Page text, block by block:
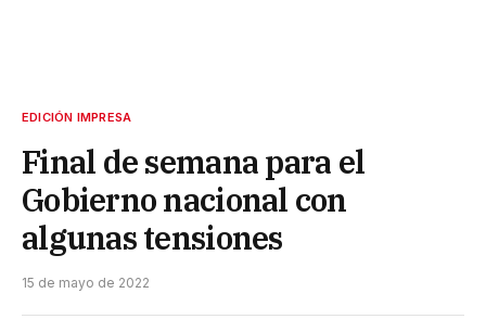
EDICIÓN IMPRESA
Final de semana para el
Gobierno nacional con
algunas tensiones
15 de mayo de 2022